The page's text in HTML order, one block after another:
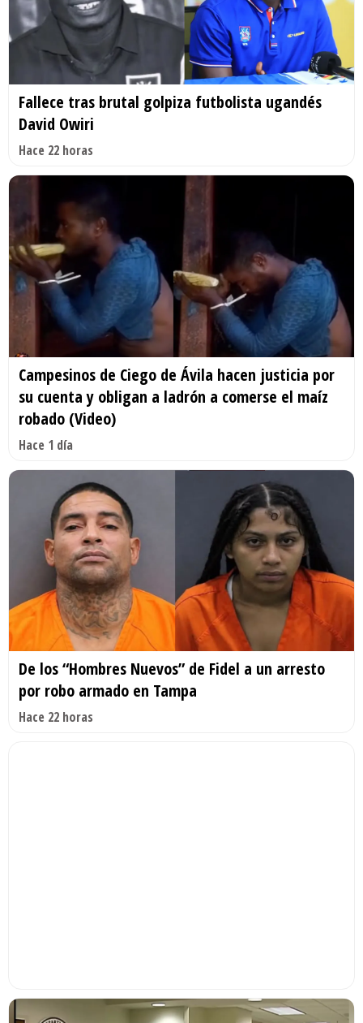
Fallece tras brutal golpiza futbolista ugandés
David Owiri
Hace 22 horas
Campesinos de Ciego de Ávila hacen justicia por
su cuenta y obligan a ladrón a comerse el maíz
robado (Video)
Hace 1 día
De los “Hombres Nuevos” de Fidel a un arresto
por robo armado en Tampa
Hace 22 horas